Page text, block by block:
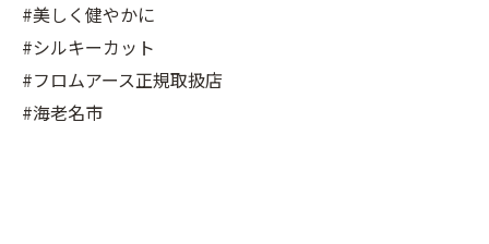
#美しく健やかに
#シルキーカット
#フロムアース正規取扱店
#海老名市